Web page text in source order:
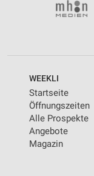
WEEKLI
Startseite
Öffnungszeiten
Alle Prospekte
Angebote
Magazin